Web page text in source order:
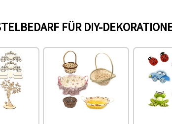
FÜR DIY-